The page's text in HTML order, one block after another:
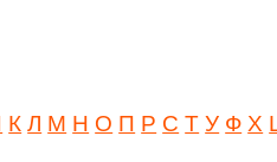
К Л М Н О П Р С Т У Ф Х